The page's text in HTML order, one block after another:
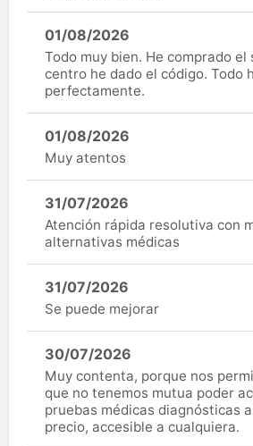
01/08/2026
Todo muy bien. He comprado el
centro he dado el código. Todo
perfectamente.
01/08/2026
Muy atentos
31/07/2026
Atención rápida resolutiva con
alternativas médicas
31/07/2026
Se puede mejorar
30/07/2026
Muy contenta, porque nos
que no tenemos mutua poder
pruebas médicas diagnósticas
precio, accesible a cualquiera.